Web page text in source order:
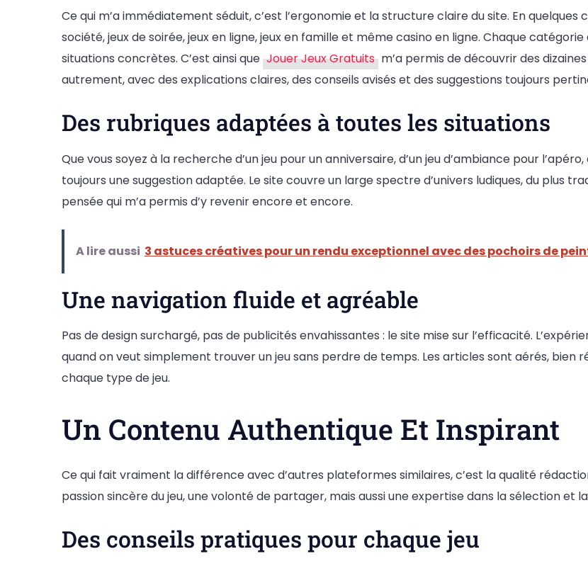
Ce qui m’a immédiatement séduit, c’est l’ergonomie et la structure claire du site. En
société, jeux de soirée, jeux en ligne, jeux en famille et même casino en ligne. Chaque
situations concrètes. C’est ainsi que Jouer Jeux Gratuits m’a permis de découvrir des
autrement, avec des explications claires, des conseils avisés et des suggestions toujours
Des rubriques adaptées à toutes les situations
Que vous soyez à la recherche d’un jeu pour un anniversaire, d’un jeu d’ambiance pour
toujours une suggestion adaptée. Le site couvre un large spectre d’univers ludiques, du plus
pensée qui m’a permis d’y revenir encore et encore.
A lire aussi 3 astuces créatives pour un rendu exceptionnel avec des pochoirs de
Une navigation fluide et agréable
Pas de design surchargé, pas de publicités envahissantes : le site mise sur l’efficacité.
quand on veut simplement trouver un jeu sans perdre de temps. Les articles sont aérés,
chaque type de jeu.
Un Contenu Authentique Et Inspirant
Ce qui fait vraiment la différence avec d’autres plateformes similaires, c’est la qualité
passion sincère du jeu, une volonté de partager, mais aussi une expertise dans la sélection et
Des conseils pratiques pour chaque jeu